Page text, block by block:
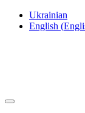
Ukrainian
English (